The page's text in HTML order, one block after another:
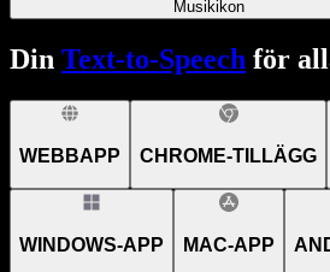
Musikikon
Din Text-to-Speech för
WEBBAPP CHROME-TILLÄGG
WINDOWS-APP MAC-APP